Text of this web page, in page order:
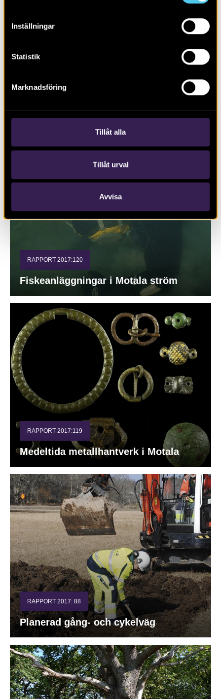
Inställningar
Statistik
Marknadsföring
Tillåt alla
Tillåt urval
Avvisa
RAPPORT 2017:127
Trafikplats Lunds Södra på väg E22
RAPPORT 2017:120
Fiskeanläggningar i Motala ström
RAPPORT 2017:119
Medeltida metallhantverk i Motala
RAPPORT 2017: 88
Planerad gång- och cykelväg